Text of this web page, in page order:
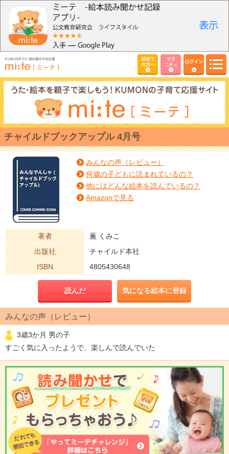
初めて
の方へ
マタ
ニティ
ログイン
チャイルドブックアップル 4月号
みんなの声（レビュー）
何歳の子どもに読まれているの？
他にはどんな絵本を読んでいるの？
Amazonで見る
著者
薫 くみこ
出版社
チャイルド本社
ISBN
4805430648
読んだ 気になる絵本に登録
みんなの声（レビュー）
3歳3か月 男の子
すごく気に入ったようで、楽しんで読んでいた